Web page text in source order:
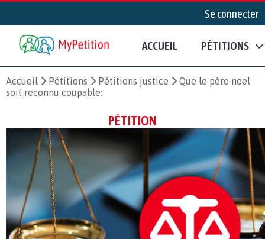
Se connecter
ACCUEIL PÉTITIONS
Accueil Pétitions Pétitions justice
Que le père noel
soit reconnu coupable:
PÉTITION